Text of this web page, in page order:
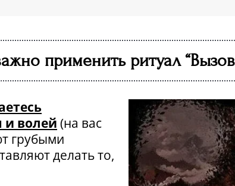
применить ритуал “Вызов
и волей (на вас
грубыми
делать то,